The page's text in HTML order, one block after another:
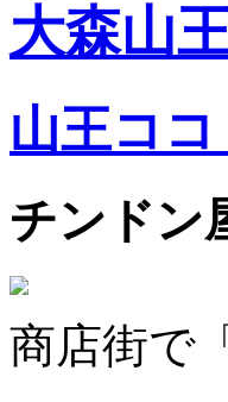
大森山
山王コ
チンドン
商店街で